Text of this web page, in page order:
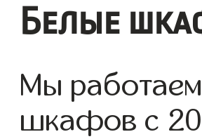
Белые
Мы
шкафов с